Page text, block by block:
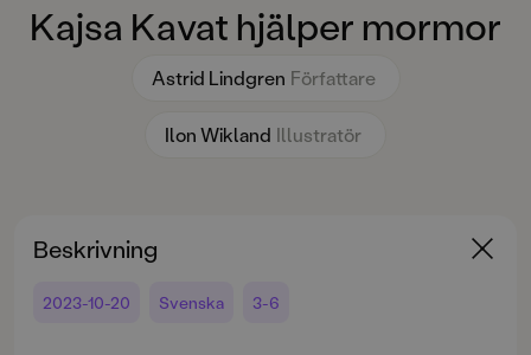
Kajsa Kavat hjälper mormor
Astrid Lindgren Författare
Ilon Wikland Illustratör
Beskrivning
2023-10-20 Svenska 3-6